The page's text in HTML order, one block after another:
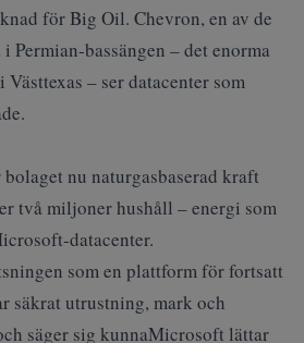
för Big Oil. Chevron, en av de
Permian‑bassängen – det enorma
– ser datacenter som
bolaget nu naturgasbaserad kraft
två miljoner hushåll – energi som
datacenter.
som en plattform för fortsatt
säkrat utrustning, mark och
säger sig kunnaMicrosoft lättar